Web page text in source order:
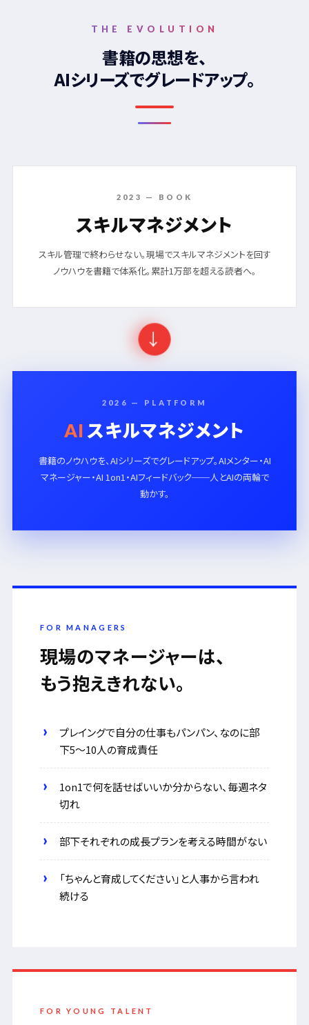
THE EVOLUTION
書籍の思想を、
AIシリーズでグレードアップ。
2023 — BOOK
スキルマネジメント
スキル管理で終わらせない。現場でスキルマネジメントを回す
ノウハウを書籍で体系化。累計1万部を超える読者へ。
→
2026 — PLATFORM
AI スキルマネジメント
書籍のノウハウを、AIシリーズでグレードアップ。AIメンター・AI
マネージャー・AI 1on1・AIフィードバック──人とAIの両輪で
動かす。
FOR MANAGERS
現場のマネージャーは、
もう抱えきれない。
プレイングで自分の仕事もパンパン、なのに部
下5〜10人の育成責任
1on1で何を話せばいいか分からない、毎週ネタ
切れ
部下それぞれの成長プランを考える時間がない
「ちゃんと育成してください」と人事から言われ
続ける
FOR YOUNG TALENT